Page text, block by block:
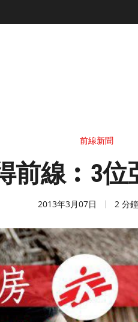
前線新聞
線︰3位
2013年3月07日 2 分